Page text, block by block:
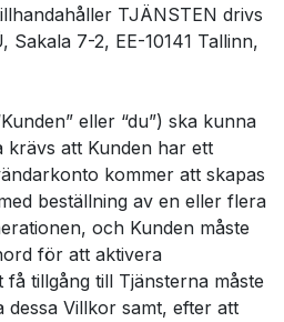
TJÄNSTEN drivs
Sakala 7-2, EE-10141 Tallinn,
eller “du”) ska kunna
krävs att Kunden har ett
kommer att skapas
beställning av en eller flera
och Kunden måste
för att aktivera
tillgång till Tjänsterna måste
dessa Villkor samt, efter att